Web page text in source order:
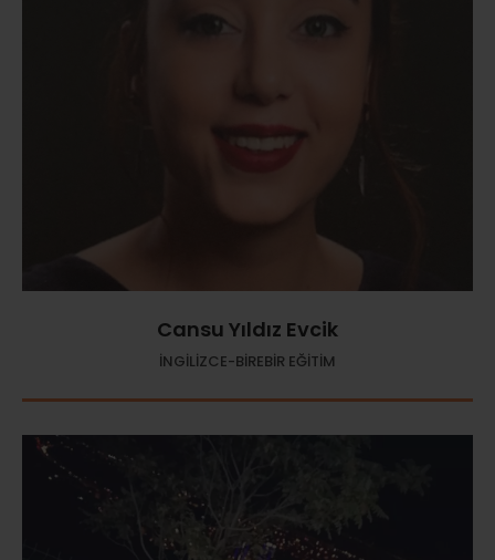
Cansu Yıldız Evcik
İNGİLİZCE-BİREBİR EĞİTİM